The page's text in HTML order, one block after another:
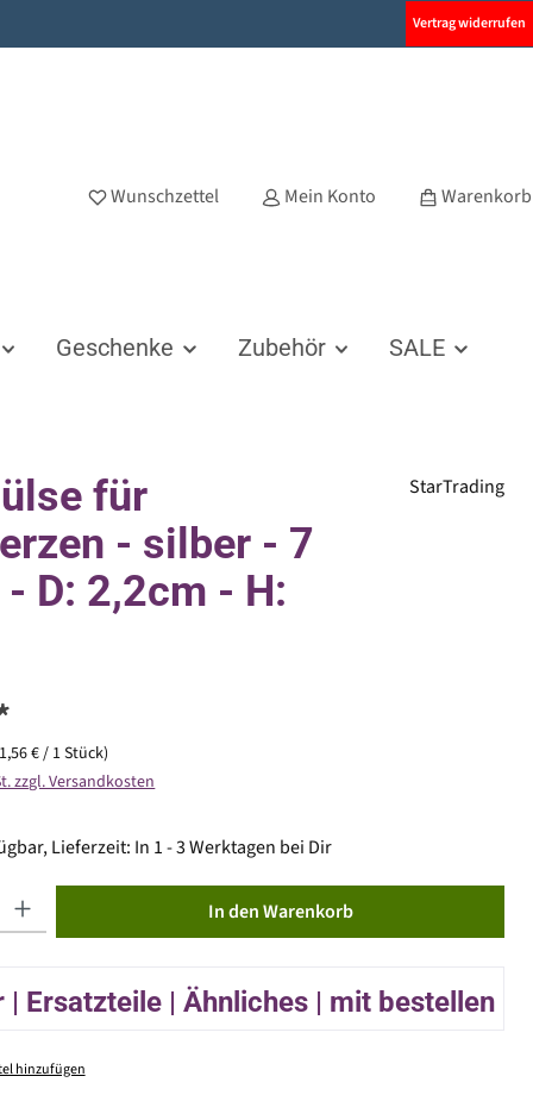
Vertrag widerrufen
Wunschzettel Mein Konto Warenkorb
Geschenke Zubehör SALE
für
- silber - 7
D: 2,2cm - H:
StarTrading
€ / 1 Stück)
zzgl. Versandkosten
Lieferzeit: In 1 - 3 Werktagen bei Dir
In den Warenkorb
| Ersatzteile | Ähnliches | mit bestellen
hinzufügen